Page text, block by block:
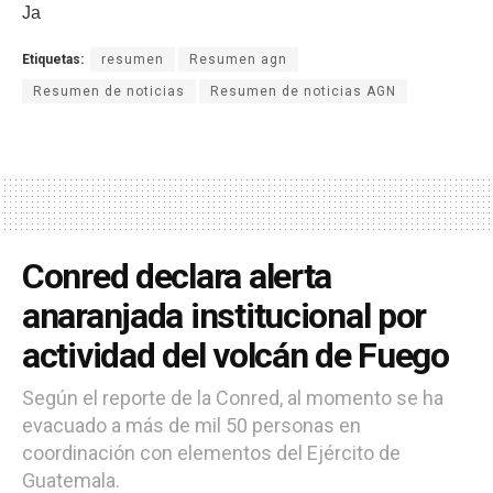
Ja
Etiquetas: resumen Resumen agn
Resumen de noticias Resumen de noticias AGN
Conred declara alerta
anaranjada institucional por
actividad del volcán de Fuego
Según el reporte de la Conred, al momento se ha
evacuado a más de mil 50 personas en
coordinación con elementos del Ejército de
Guatemala.